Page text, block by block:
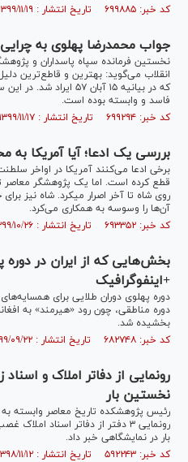
کد خبر: ۶۹۹۸۸۵ تاریخ انتشار : ۱۳۹۹/۱۱/۱۹
جواب محمدرضا پهلوی به
نخستین فرمانده سپاه پاسداران و
انقلاب می‌گوید: بهترین و قاطع‌ترین
که در بیانیه ۱۵ آبان
فاسد و وابسته بوده است.
کد خبر: ۶۹۹۲۹۴ تاریخ انتشار : ۱۳۹۹/۱۱/۱۷
بررسی یک ادعا؛ آیا آمریکا
برخی ادعا می‌کنند آمریکا در اواخر
قطع کرده است. اما یک پژوهشگر معاصر
روی شاه تا آخر اصرار میکرد. شاه نیز
آن‌ها را وسوسه به همکاری می‌کرد.
کد خبر: ۶۹۳۳۵۲ تاریخ انتشار : ۱۳۹۹/۱۰/۲۶
بخش‌هایی که از ایران در دوره
+اینفوگرافیک
دوره پهلوی دوران طلایی برای
دوره مناطقی، چون رود «هیرمند» به
بخشیده شد.
کد خبر: ۶۸۲۷۴۸ تاریخ انتشار : ۱۳۹۹/۰۹/۲۲
رونمایی از دفاتر املاک و
نخستین بار
رئیس پژوهشکده تاریخ معاصر وابسته به
رونمایی ۳ دفتر از دفاتر اسناد
بار در نمایشگاهی خبر داد.
کد خبر: ۵۹۲۲۴۳ تاریخ انتشار : ۱۳۹۸/۱۱/۱۲